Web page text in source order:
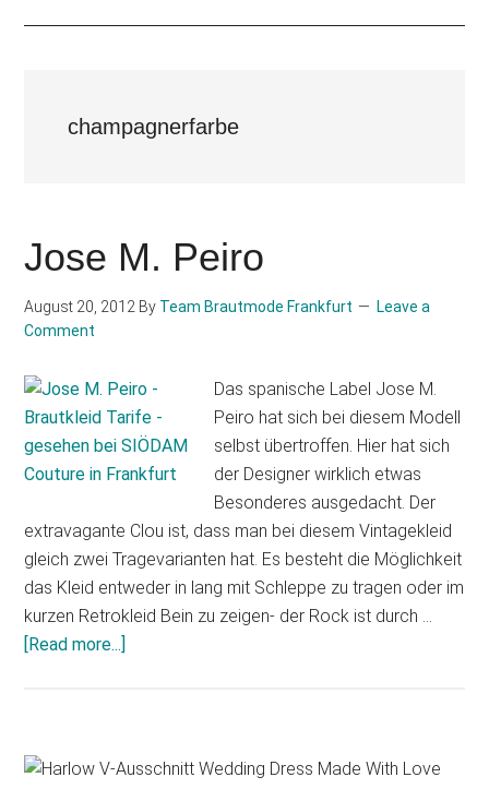
champagnerfarbe
Jose M. Peiro
August 20, 2012 By Team Brautmode Frankfurt
Leave a
Comment
Das spanische Label Jose M.
Peiro hat sich bei diesem Modell
selbst übertroffen. Hier hat sich
der Designer wirklich etwas
Besonderes ausgedacht. Der
extravagante Clou ist, dass man bei diesem Vintagekleid
gleich zwei Tragevarianten hat. Es besteht die Möglichkeit
das Kleid entweder in lang mit Schleppe zu tragen oder im
kurzen Retrokleid Bein zu zeigen- der Rock ist durch …
[Read more...]
Primary